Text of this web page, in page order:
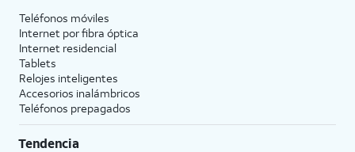
Teléfonos móviles
Internet por fibra óptica
Internet residencial
Tablets
Relojes inteligentes
Accesorios inalámbricos
Teléfonos prepagados
Tendencia